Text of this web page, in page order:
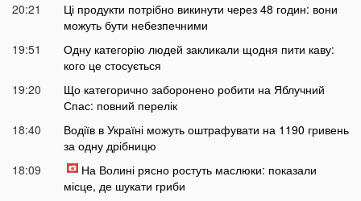
20:21
Ці продукти потрібно викинути через 48 годин: вони
можуть бути небезпечними
19:51
Одну категорію людей закликали щодня пити каву:
кого це стосується
19:20
Що категорично заборонено робити на Яблучний
Спас: повний перелік
18:40
Водіїв в Україні можуть оштрафувати на 1190 гривень
за одну дрібницю
18:09
На Волині рясно ростуть маслюки: показали
місце, де шукати гриби